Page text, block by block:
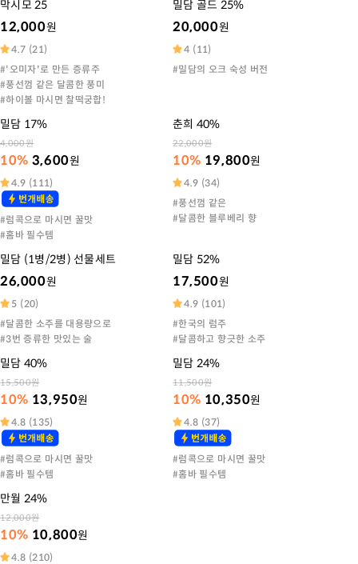
막시모 25
12,000원
4.7 (21 )
#'오미자'로 만든 증류주
#풍선껌 같은 달콤한 풍미
#하이볼 마시면 찰떡궁합!
밀담 골드 25%
20,000원
4 (11 )
#밀담의 오크 숙성 버전
밀담 17%
4,000원
10% 3,600원
4.9 (111 )
#럼콕으로 마시면 꿀맛
#홈바 필수템
춘희 40%
22,000원
10% 19,800원
4.9 (34)
#풍선껌 같은
#달콤한 블루베리 향
밀담 (1병/2병) 선물세트
26,000원
5 (20)
#달콤한 소주를 대용량으로
#3번 증류한 맛있는 술
밀담 52%
17,500원
4.9 (101 )
#한국의 럼주
#달콤하고 향긋한 소주
밀담 40%
15,500원
10% 13,950원
4.8 (135)
#럼콕으로 마시면 꿀맛
#홈바 필수템
밀담 24%
11,500원
10% 10,350원
4.8 (37)
#럼콕으로 마시면 꿀맛
#홈바 필수템
만월 24%
12,000원
10% 10,800원
4.8 (210)